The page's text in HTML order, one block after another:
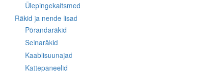
Ülepingekaitsmed
Räkid ja nende lisad
Põrandaräkid
Seinaräkid
Kaablisuunajad
Kattepaneelid